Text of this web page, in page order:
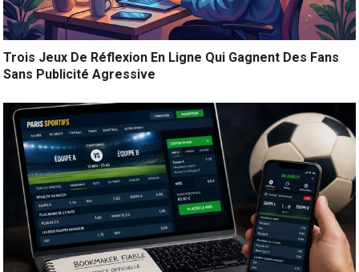
Trois Jeux De Réflexion En Ligne Qui Gagnent Des Fans
Sans Publicité Agressive